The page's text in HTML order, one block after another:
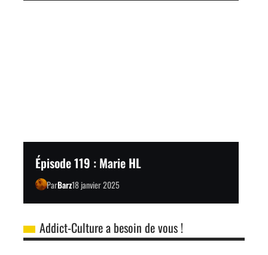
Épisode 119 : Marie HL
ParBarz18 janvier 2025
Addict-Culture a besoin de vous !